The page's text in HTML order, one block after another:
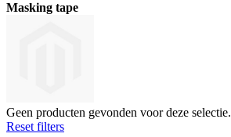
Masking tape
Geen producten gevonden voor deze selectie.
Reset filters